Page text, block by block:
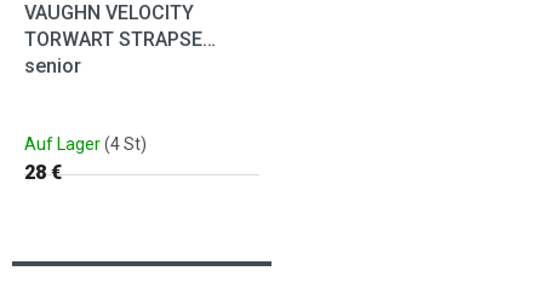
VAUGHN VELOCITY
TORWART STRAPSE
senior
Auf Lager(4 St)
28 €